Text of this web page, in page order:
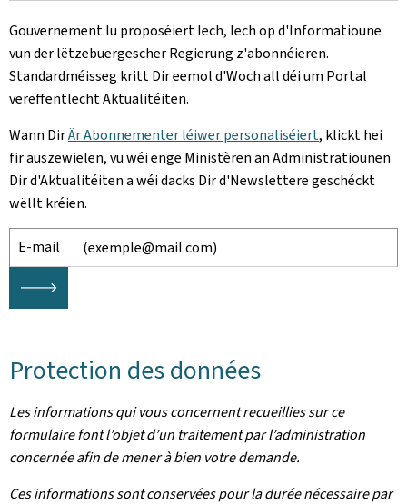
Gouvernement.lu proposéiert Iech, Iech op d'Informatioune
vun der lëtzebuergescher Regierung z'abonnéieren.
Standardméisseg kritt Dir eemol d'Woch all déi um Portal
verëffentlecht Aktualitéiten.
Wann DirÄr Abonnementer léiwer personaliséiert, klickt hei
fir auszewielen, vu wéi enge Ministèren an Administratiounen
Dir d'Aktualitéiten a wéi dacks Dir d'Newslettere geschéckt
wëllt kréien.
E-mail
🡒
Protection des données
Les informations qui vous concernent recueillies sur ce
formulaire font l’objet d’un traitement par l’administration
concernée afin de mener à bien votre demande.
Ces informations sont conservées pour la durée nécessaire par